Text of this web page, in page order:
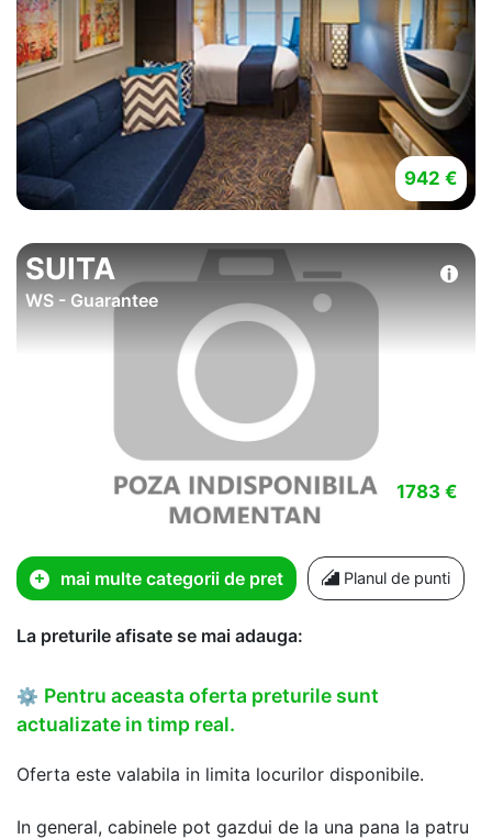
942 €
SUITA
WS - Guarantee
1783 €
mai multe categorii de pret Planul de punti
La preturile afisate se mai adauga:
⚙ Pentru aceasta oferta preturile sunt
actualizate in timp real.
Oferta este valabila in limita locurilor disponibile.
In general, cabinele pot gazdui de la una pana la patru